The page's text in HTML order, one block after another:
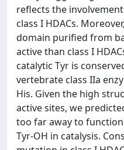
reflects the
class I HDACs.
domain purified from
active than class I
catalytic Tyr is
vertebrate class IIa
His. Given the high
active sites, we
too far away to
Tyr-OH in catalysis.